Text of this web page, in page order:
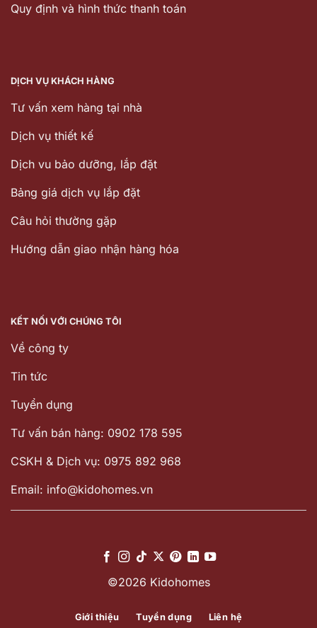
Quy định và hình thức thanh toán
DỊCH VỤ KHÁCH HÀNG
Tư vấn xem hàng tại nhà
Dịch vụ thiết kế
Dịch vu bảo dưỡng, lắp đặt
Bảng giá dịch vụ lắp đặt
Câu hỏi thường gặp
Hướng dẫn giao nhận hàng hóa
KẾT NỐI VỚI CHÚNG TÔI
Về công ty
Tin tức
Tuyển dụng
Tư vấn bán hàng: 0902 178 595
CSKH & Dịch vụ: 0975 892 968
Email: info@kidohomes.vn
©2026 Kidohomes
Giới thiệu Tuyển dụng Liên hệ